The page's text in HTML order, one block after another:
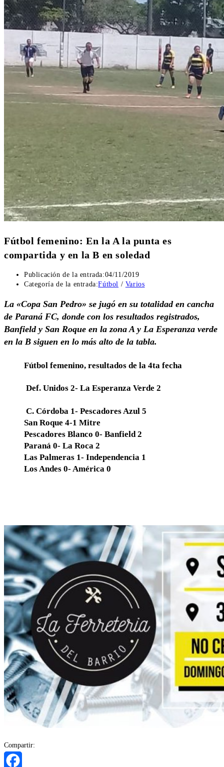
Fútbol femenino: En la A la punta es
compartida y en la B en soledad
Publicación de la entrada:04/11/2019
Categoría de la entrada:Fútbol / Varios
La «Copa San Pedro» se jugó en su totalidad en cancha
de Paraná FC, donde con los resultados registrados,
Banfield y San Roque en la zona A y La Esperanza verde
en la B siguen en lo más alto de la tabla.
Fútbol femenino, resultados de la 4ta fecha
Def. Unidos 2- La Esperanza Verde 2
C. Córdoba 1- Pescadores Azul 5
San Roque 4-1 Mitre
Pescadores Blanco 0- Banfield 2
Paraná 0- La Roca 2
Las Palmeras 1- Independencia 1
Los Andes 0- América 0
Compartir: